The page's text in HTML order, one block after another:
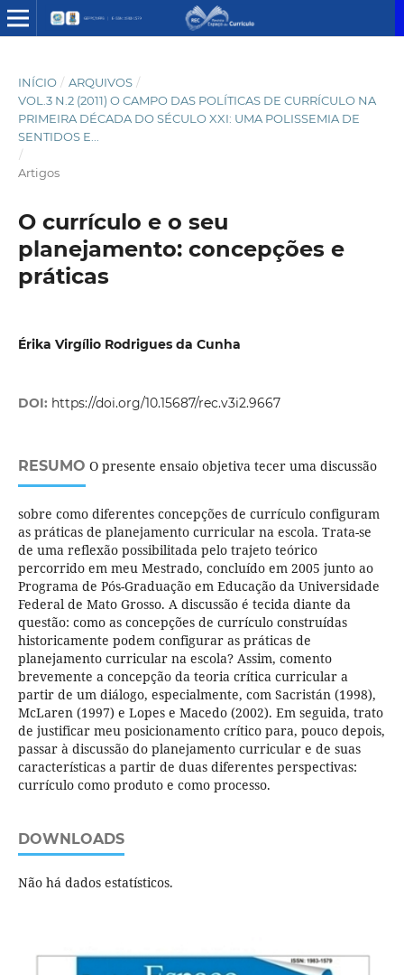
INÍCIO / ARQUIVOS /
VOL.3 N.2 (2011) O CAMPO DAS POLÍTICAS DE CURRÍCULO NA
PRIMEIRA DÉCADA DO SÉCULO XXI: UMA POLISSEMIA DE
SENTIDOS E...
/
Artigos
O currículo e o seu
planejamento: concepções e
práticas
Érika Virgílio Rodrigues da Cunha
DOI: https://doi.org/10.15687/rec.v3i2.9667
RESUMO O presente ensaio objetiva tecer uma discussão
sobre como diferentes concepções de currículo configuram
as práticas de planejamento curricular na escola. Trata-se
de uma reflexão possibilitada pelo trajeto teórico
percorrido em meu Mestrado, concluído em 2005 junto ao
Programa de Pós-Graduação em Educação da Universidade
Federal de Mato Grosso. A discussão é tecida diante da
questão: como as concepções de currículo construídas
historicamente podem configurar as práticas de
planejamento curricular na escola? Assim, comento
brevemente a concepção da teoria crítica curricular a
partir de um diálogo, especialmente, com Sacristán (1998),
McLaren (1997) e Lopes e Macedo (2002). Em seguida, trato
de justificar meu posicionamento crítico para, pouco depois,
passar à discussão do planejamento curricular e de suas
características a partir de duas diferentes perspectivas:
currículo como produto e como processo.
DOWNLOADS
Não há dados estatísticos.